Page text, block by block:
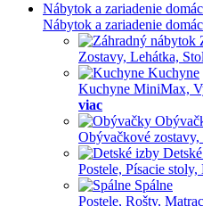
Nábytok a zariadenie
Nábytok a zariadenie
Zostavy, Lehátka,
Kuchyne
Kuchyne MiniMax,
viac
Obývačkové zostavy,
Postele, Písacie stoly,
Spálne
Postele, Rošty,